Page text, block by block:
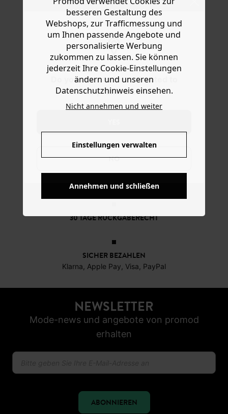
Do you want to be redirected to
www.promod.com ?
NO
Ware die Artikel zurückzuschicken oder umzutauschen.
Intalien gewebt). Das Modell mit doppelter Knopfreihe
und langem Arm mit Schnallengürtel am Abschluss hat 2
Klappentaschen, einen Gehschlitz hinten und Satin-
Innenfutter. Enthält recycelte Fasern.
30 TAGE RÜCKGABERECHT
SICHER BEZAHLEN
Klarna, Apple Pay, Visa, PayPal
NEWSLETTER
Mode-news und angebote von promod
erhalten
ABONNIEREN
besseren Gestaltung des
Webshops, zur Trafficmessung und
um Ihnen passende Angebote und
personalisierte Werbung
zukommen zu lassen. Sie können
jederzeit Ihre Cookie-Einstellungen
ändern und unseren
Datenschutzhinweis einsehen.
Nicht annehmen und weiter
Einstellungen verwalten
Annehmen und schließen